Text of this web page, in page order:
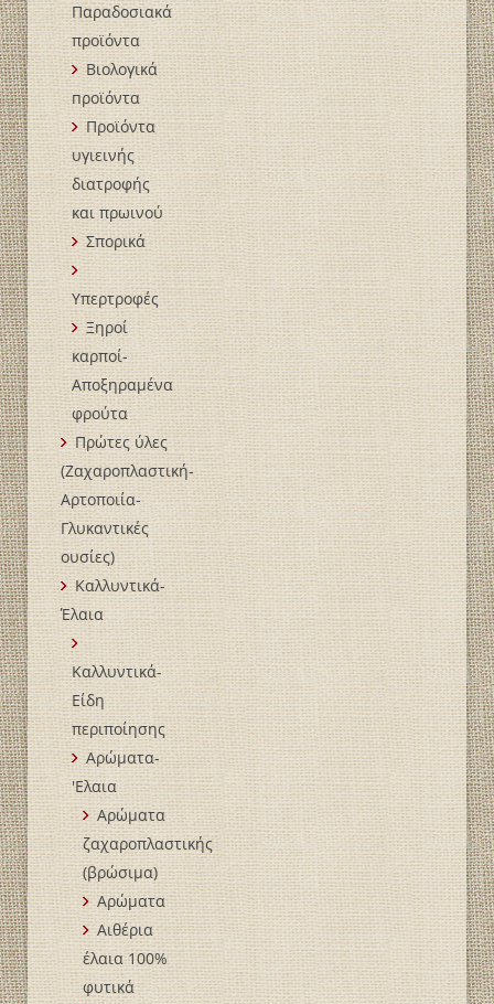
Παραδοσιακά
προϊόντα
Βιολογικά
пροϊόντα
Προϊόντα
υγιεινής
διατροφής
και πρωινού
Σπορικά
Υπερτροφές
Ξηροί
καρποί-
Αποξηραμένα
φρούτα
Πρώτες ύλες
(Ζαχαροπλαστική-
Αρτοποιία-
Γλυκαντικές
ουσίες)
Καλλυντικά-
Έλαια
Καλλυντικά-
Είδη
περιποίησης
Αρώματα-
'Ελαια
Αρώματα
ζαχαροπλαστικής
(βρώσιμα)
Αρώματα
Αιθέρια
έλαια 100%
φυτικά